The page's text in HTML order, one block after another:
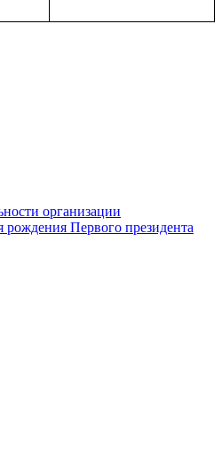
организации
Первого президента